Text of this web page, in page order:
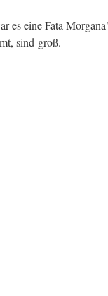
es eine Fata
sind groß.